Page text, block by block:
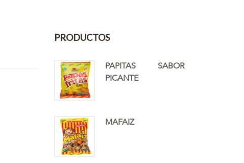
PRODUCTOS
PAPITAS SABOR
PICANTE
MAFAIZ